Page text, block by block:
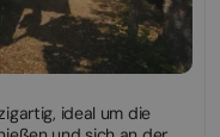
ideal um die